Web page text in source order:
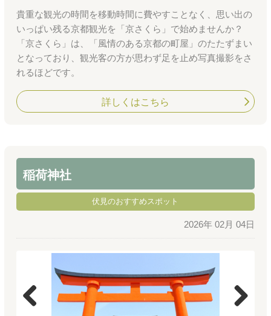
貴重な観光の時間を移動時間に費やすことなく、思い出の
いっぱい残る京都観光を「京さくら」で始めませんか？
「京さくら」は、「風情のある京都の町屋」のたたずまい
となっており、観光客の方が思わず足を止め写真撮影をさ
れるほどです。
詳しくはこちら
稲荷神社
伏見のおすすめスポット
2026年 02月 04日